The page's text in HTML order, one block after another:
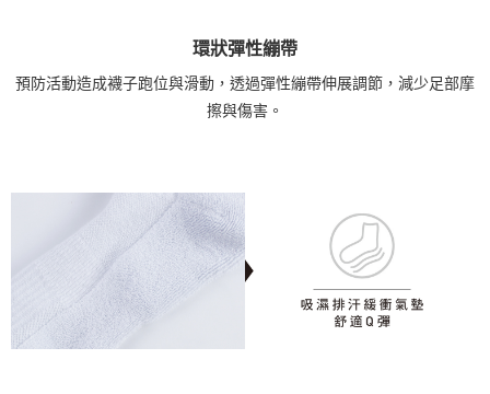
環狀彈性繃帶
預防活動造成襪子跑位與滑動，透過彈性繃帶伸展調節，減少足部摩
擦與傷害。